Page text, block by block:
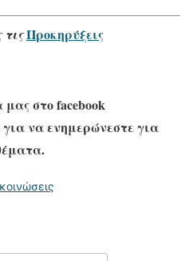
Προκηρύξεις
μας στοfacebook
για να ενημερώνεστε για